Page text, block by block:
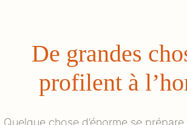
De grandes
profilent à
Quelque chose d’énorme se